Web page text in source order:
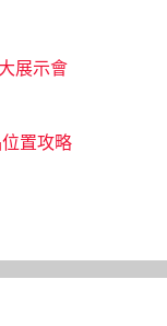
展示會
置攻略